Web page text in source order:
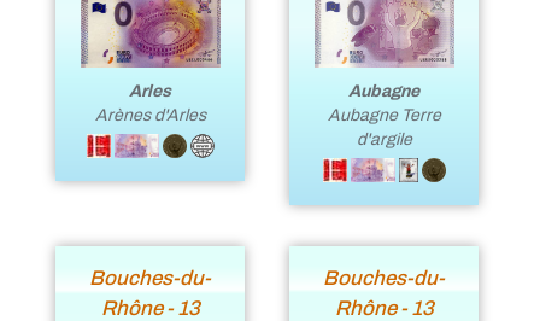
Arles
Arènes d'Arles
Aubagne
Aubagne Terre
d'argile
Bouches-du-
Rhône - 13
Bouches-du-
Rhône - 13